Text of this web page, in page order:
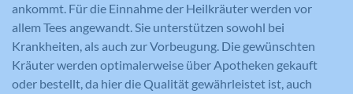
ankommt. Für die Einnahme der Heilkräuter werden vor
allem Tees angewandt. Sie unterstützen sowohl bei
Krankheiten, als auch zur Vorbeugung. Die gewünschten
Kräuter werden optimalerweise über Apotheken gekauft
oder bestellt, da hier die Qualität gewährleistet ist, auch